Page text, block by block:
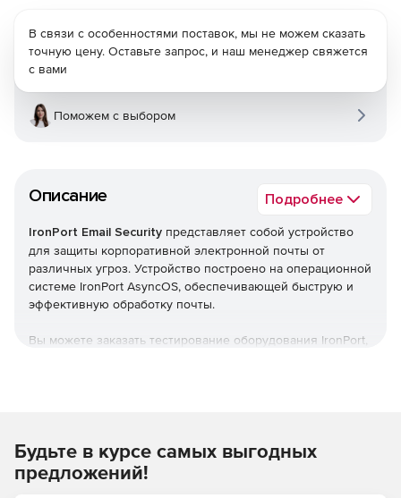
Описание Подробнее
IronPort Email Security представляет собой устройство
для защиты корпоративной электронной почты от
различных угроз. Устройство построено на операционной
системе IronPort AsyncOS, обеспечивающей быструю и
эффективную обработку почты.
Вы можете заказать тестирование оборудования IronPort,
Функциональность платформыIronPort Email Security
может быть дополнительно расширена приложениями
для фильтрации спама и вирусов, сканирования
В связи с особенностями поставок, мы не можем сказать
точную цену. Оставьте запрос, и наш менеджер свяжется
с вами
Поможем с выбором
Будьте в курсе самых выгодных
предложений!